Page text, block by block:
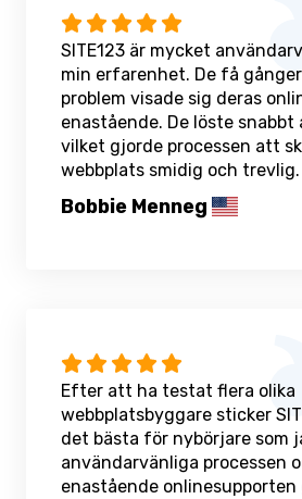
SITE123 är mycket
min erfarenhet. De få
problem visade sig deras
enastående. De löste snabbt
vilket gjorde processen att
webbplats smidig och trevlig.
Bobbie Menneg
Efter att ha testat flera olika
webbplatsbyggare sticker
det bästa för nybörjare som
användarvänliga processen
enastående